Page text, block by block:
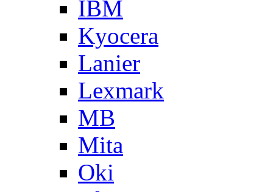
IBM
Kyocera
Lanier
Lexmark
MB
Mita
Oki